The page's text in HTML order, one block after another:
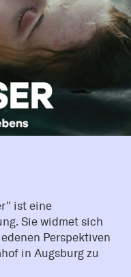
ist eine
Sie widmet sich
Perspektiven
in Augsburg zu